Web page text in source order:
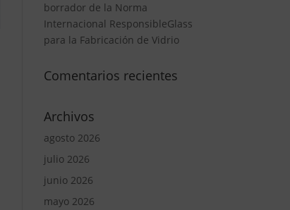
borrador de la Norma
Internacional ResponsibleGlass
para la Fabricación de Vidrio
Comentarios recientes
Archivos
agosto 2026
julio 2026
junio 2026
mayo 2026